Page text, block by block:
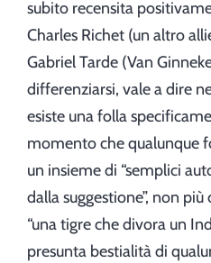
subito recensita
Charles Richet (un altro
Gabriel Tarde (Van
differenziarsi, vale a dire
esiste una folla
momento che qualunque
un insieme di “semplici
dalla suggestione”, non
“una tigre che divora un
presunta bestialità di